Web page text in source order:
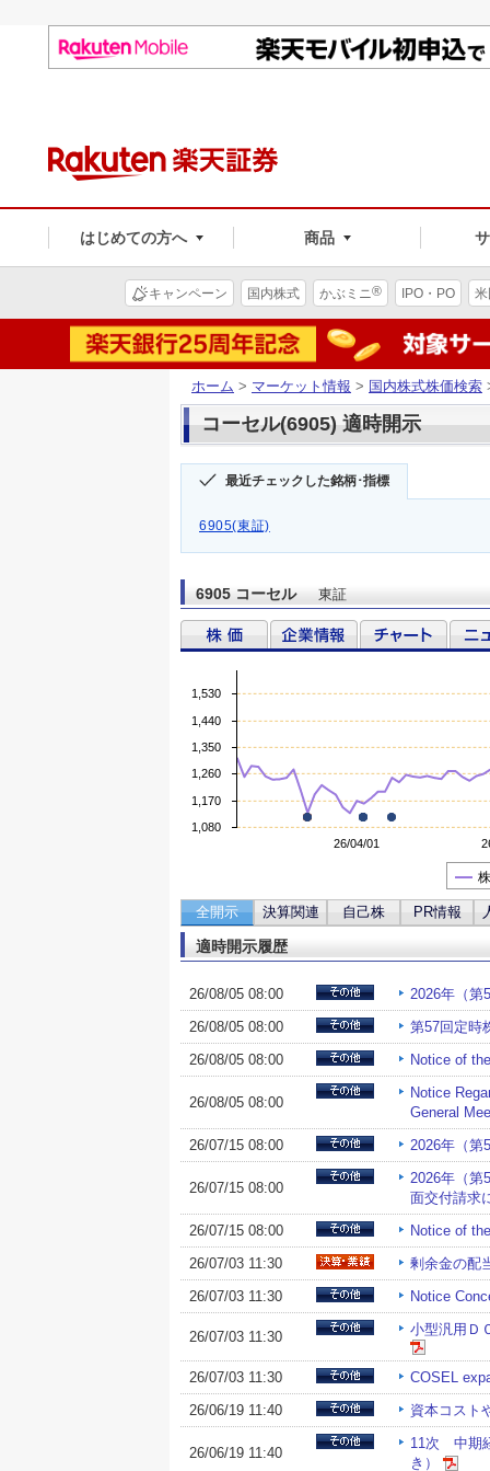
はじめての方へ 商品
キャンペーン 国内株式 かぶミニ® IPO・PO
ホーム > マーケット情報 > 国内株式株価検索
コーセル(6905) 適時開示
最近チェックした銘柄･指標
6905(東証)
6905 コーセル 東証